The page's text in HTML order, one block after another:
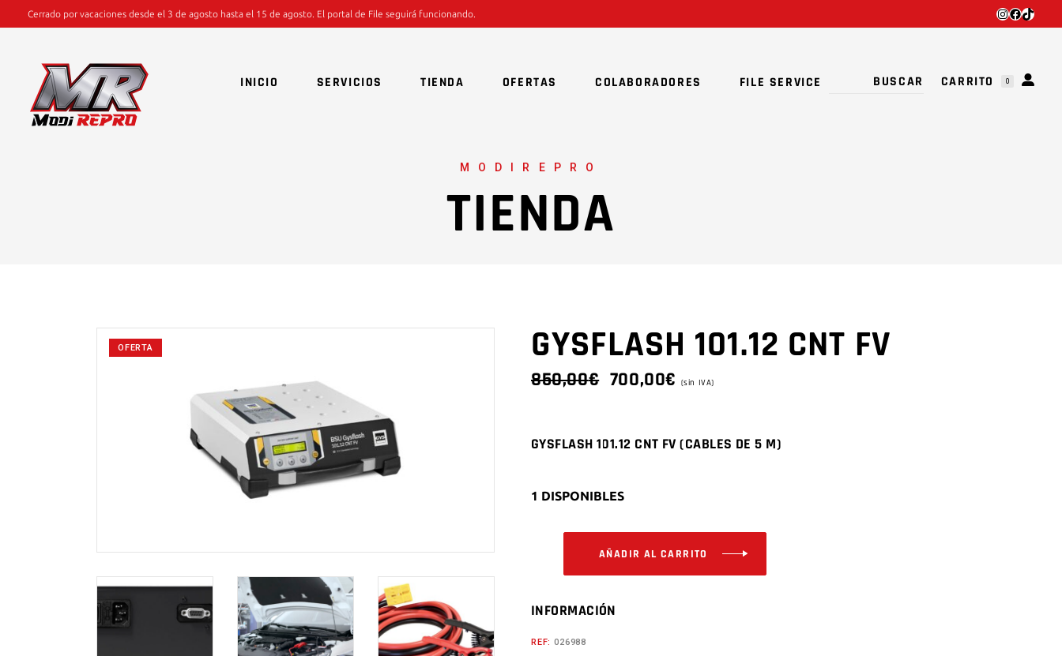
Cerrado por vacaciones desde el 3 de agosto hasta el 15 de agosto. El portal de File seguirá funcionando.
INICIO SERVICIOS TIENDA OFERTAS COLABORADORES FILE SERVICE CARRITO 0
TU CARRITO ESTÁ VACÍO.
MODIREPRO
TIENDA
OFERTA GYSFLASH 101.12 CNT FV
850,00€ EL
ERA:
850,00€.
700,00€ EL
ES:
700,00€.
(sin IVA)
GYSFLASH 101.12 CNT FV (CABLES DE 5 M)
1 DISPONIBLES
AÑADIR AL CARRITO
INFORMACIÓN
REF:026988